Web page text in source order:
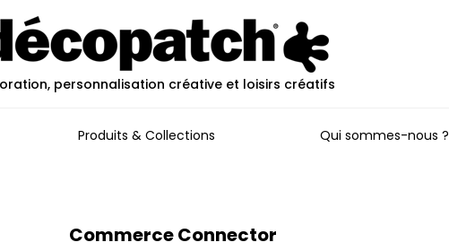
personnalisation créative et loisirs créatifs
Produits & Collections Qui sommes-nous ?
Commerce Connector